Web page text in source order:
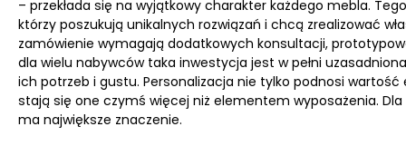
– przekłada się na wyjątkowy charakter każdego mebla.
którzy poszukują unikalnych rozwiązań i chcą zrealizować
zamówienie wymagają dodatkowych konsultacji,
dla wielu nabywców taka inwestycja jest w pełni
ich potrzeb i gustu. Personalizacja nie tylko podnosi
stają się one czymś więcej niż elementem wyposażenia.
ma największe znaczenie.